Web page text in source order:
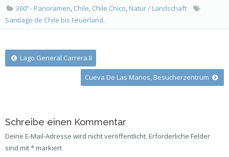
360º - Panoramen, Chile, Chile Chico, Natur / Landschaft
Santiago de Chile bis Feuerland.
PostLago General Carrera II
Cueva De Las Manos, Besucherzentrum
Schreibe einen Kommentar
Deine E-Mail-Adresse wird nicht veröffentlicht. Erforderliche Felder
sind mit*markiert